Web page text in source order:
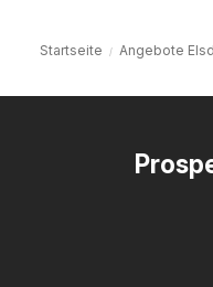
Startseite Angebote